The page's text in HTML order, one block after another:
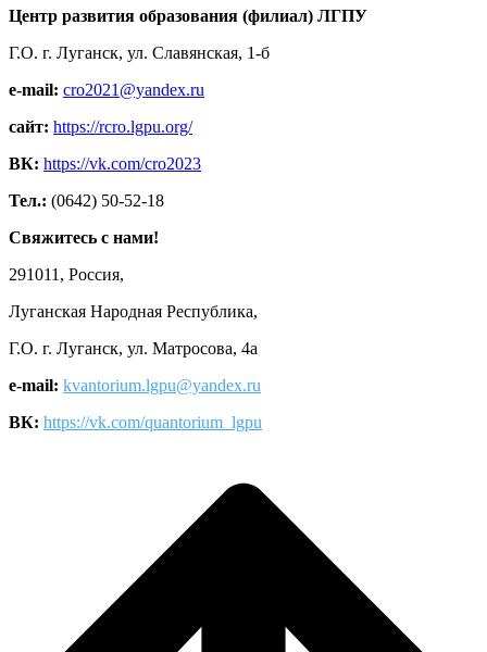
Центр развития образования (филиал) ЛГПУ
Г.О. г. Луганск, ул. Славянская, 1-б
e-mail: cro2021@yandex.ru
сайт: https://rcro.lgpu.org/
ВК: https://vk.com/cro2023
Тел.: (0642) 50-52-18
Свяжитесь с нами!
291011, Россия,
Луганская Народная Республика,
Г.О. г. Луганск, ул. Матросова, 4а
e-mail: kvantorium.lgpu@yandex.ru
ВК: https://vk.com/quantorium_lgpu